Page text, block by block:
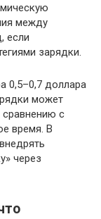
между
если
зарядки.
0,5–0,7 доллара
может
сравнению с
время. В
через